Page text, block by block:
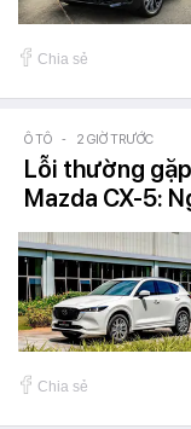
Chia sẻ
Ô TÔ - 2 GIỜ TRƯỚC
Lỗi thường
Mazda CX-5:
Chia sẻ